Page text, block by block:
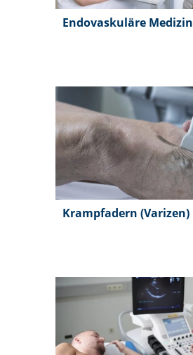
Endovaskuläre Medizin
Krampfadern (Varizen)